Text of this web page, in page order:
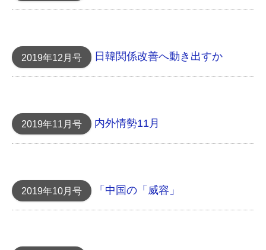
2019年12月号 日韓関係改善へ動き出すか
2019年11月号 内外情勢11月
2019年10月号 「中国の「威容」